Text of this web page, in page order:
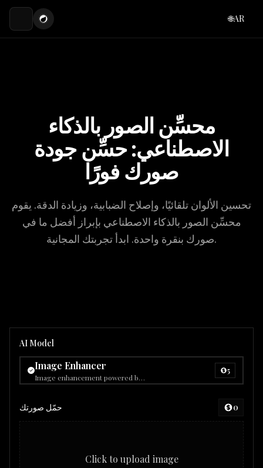
🌐AR
محسِّن الصور بالذكاء
الاصطناعي: حسِّن جودة
صورك فورًا
تحسين الألوان تلقائيًا، وإصلاح الضبابية، وزيادة الدقة. يقوم
محسِّن الصور بالذكاء الاصطناعي بإبراز أفضل ما في
صورك بنقرة واحدة. ابدأ تجربتك المجانية.
AI Model
Image Enhancer
Image enhancement powered by Gemini 2.5 Flash Image (nano-banana).
5
حمّل صورتك 0
Click to upload image